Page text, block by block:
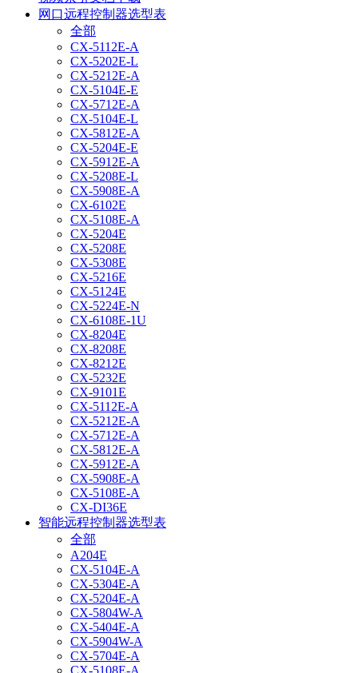
网口远程控制器选型表
全部
CX-5112E-A
CX-5202E-L
CX-5212E-A
CX-5104E-E
CX-5712E-A
CX-5104E-L
CX-5812E-A
CX-5204E-E
CX-5912E-A
CX-5208E-L
CX-5908E-A
CX-6102E
CX-5108E-A
CX-5204E
CX-5208E
CX-5308E
CX-5216E
CX-5124E
CX-5224E-N
CX-6108E-1U
CX-8204E
CX-8208E
CX-8212E
CX-5232E
CX-9101E
CX-5112E-A
CX-5212E-A
CX-5712E-A
CX-5812E-A
CX-5912E-A
CX-5908E-A
CX-5108E-A
CX-DI36E
智能远程控制器选型表
全部
A204E
CX-5104E-A
CX-5304E-A
CX-5204E-A
CX-5804W-A
CX-5404E-A
CX-5904W-A
CX-5704E-A
CX-5108E-A